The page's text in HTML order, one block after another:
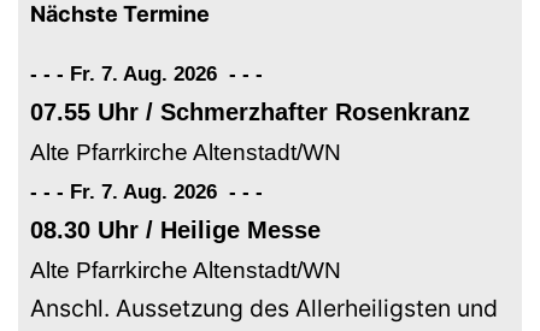
Nächste Termine
- - - Fr. 7. Aug. 2026 - - -
07.55 Uhr / Schmerzhafter Rosenkranz
Alte Pfarrkirche Altenstadt/WN
- - - Fr. 7. Aug. 2026 - - -
08.30 Uhr / Heilige Messe
Alte Pfarrkirche Altenstadt/WN
Anschl. Aussetzung des Allerheiligsten und